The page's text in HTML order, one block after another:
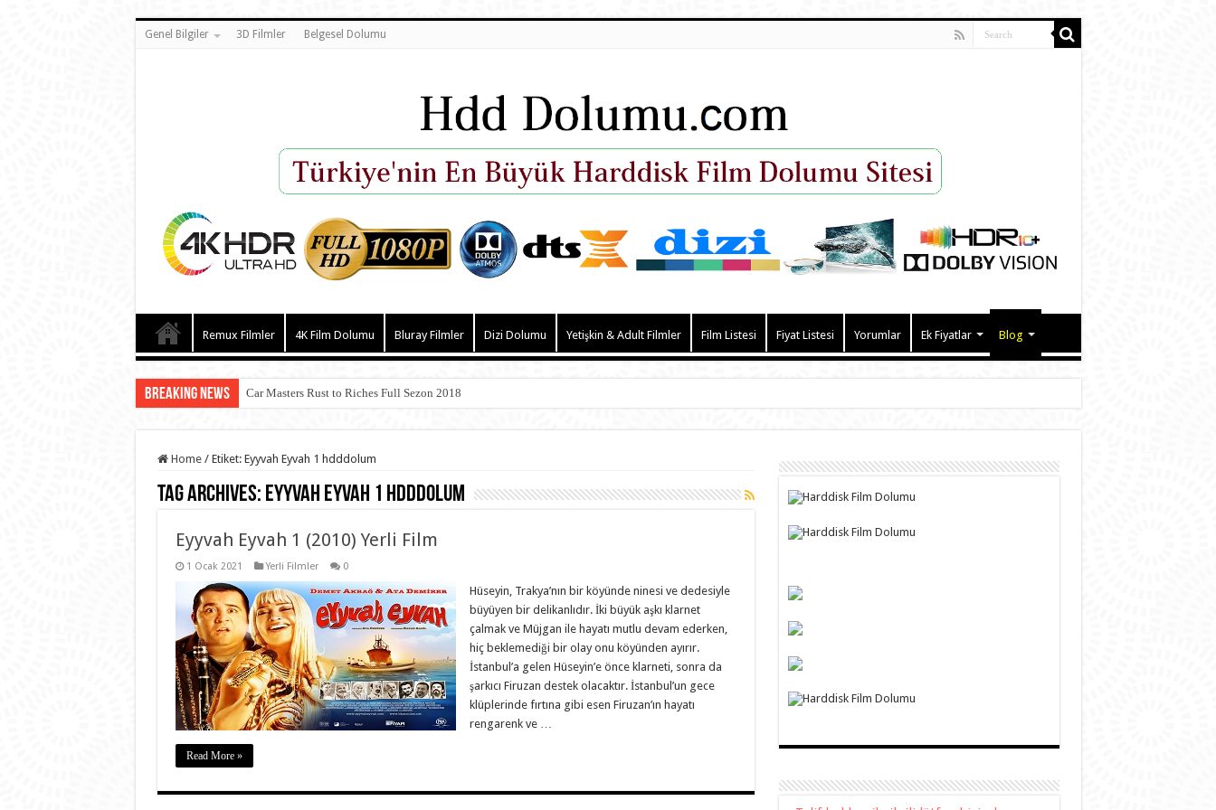
Genel Bilgiler 3D Filmler Belgesel Dolumu
Remux Filmler 4K Film Dolumu Bluray Filmler Dizi Dolumu Yetişkin & Adult Filmler Film Listesi Fiyat Listesi Yorumlar Ek Fiyatlar Blog
Breaking News Car Masters Rust to Riches Full Sezon 2018
Home / Etiket: Eyyvah Eyvah 1 hdddolum
Tag Archives: Eyyvah Eyvah 1 hdddolum
Eyyvah Eyvah 1 (2010) Yerli Film
1 Ocak 2021 Yerli Filmler 0
Hüseyin, Trakya’nın bir köyünde ninesi ve dedesiyle
büyüyen bir delikanlıdır. İki büyük aşkı klarnet
çalmak ve Müjgan ile hayatı mutlu devam ederken,
hiç beklemediği bir olay onu köyünden ayırır.
İstanbul’a gelen Hüseyin’e önce klarneti, sonra da
şarkıcı Firuzan destek olacaktır. İstanbul’un gece
klüplerinde fırtına gibi esen Firuzan’ın hayatı
rengarenk ve …
Read More »